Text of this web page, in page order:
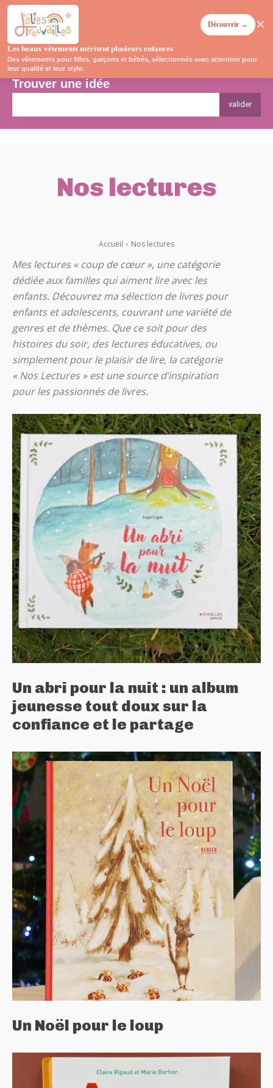
Trouver une idée
valider
Nos lectures
Accueil Nos lectures
Mes lectures « coup de cœur », une catégorie
dédiée aux familles qui aiment lire avec les
enfants. Découvrez ma sélection de livres pour
enfants et adolescents, couvrant une variété de
genres et de thèmes. Que ce soit pour des
histoires du soir, des lectures éducatives, ou
simplement pour le plaisir de lire, la catégorie
« Nos Lectures » est une source d’inspiration
pour les passionnés de livres.
Un abri pour la nuit : un album
jeunesse tout doux sur la
confiance et le partage
Un Noël pour le loup
Les beaux vêtements méritent plusieurs enfances
Des vêtements pour filles, garçons et bébés, sélectionnés avec attention pour
leur qualité et leur style.
Découvrir → ✕